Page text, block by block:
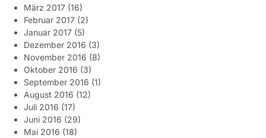
März 2017 (16)
Februar 2017 (2)
Januar 2017 (5)
Dezember 2016 (3)
November 2016 (8)
Oktober 2016 (3)
September 2016 (1)
August 2016 (12)
Juli 2016 (17)
Juni 2016 (29)
Mai 2016 (18)